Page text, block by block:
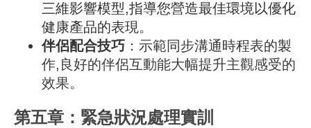
三維影響模型,指導您營造最佳環境以優化
健康產品的表現。
伴侶配合技巧 ：示範同步溝通時程表的製
作,良好的伴侶互動能大幅提升主觀感受的
效果。
第五章：緊急狀況處理實訓